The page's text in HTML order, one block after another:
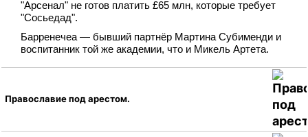
"Арсенал" не готов платить £65 млн, которые требует
"Сосьедад".
Барренечеа — бывший партнёр Мартина Субименди и
воспитанник той же академии, что и Микель Артета.
Православие под арестом.